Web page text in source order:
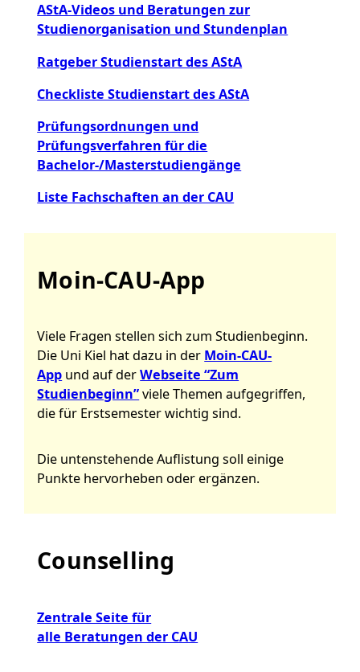
AStA-Videos und Beratungen zur
Studienorganisation und Stundenplan
Ratgeber Studienstart des AStA
Checkliste Studienstart des AStA
Prüfungsordnungen und
Prüfungsverfahren für die
Bachelor-/Masterstudiengänge
Liste Fachschaften an der CAU
Moin-CAU-App
Viele Fragen stellen sich zum Studienbeginn.
Die Uni Kiel hat dazu in der Moin-CAU-
App und auf derWebseite “Zum
Studienbeginn”viele Themen aufgegriffen,
die für Erstsemester wichtig sind.
Die untenstehende Auflistung soll einige
Punkte hervorheben oder ergänzen.
Counselling
Zentrale Seite für
alle Beratungen der CAU